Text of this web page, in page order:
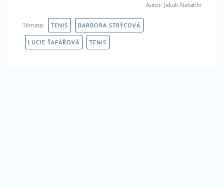
Autor: Jakub Netahlo
Témata: TENIS BARBORA STRÝCOVÁ
LUCIE ŠAFÁŘOVÁ TENIS
Máte rádi sport? Líbí se Vám náš magazín? Podpořte